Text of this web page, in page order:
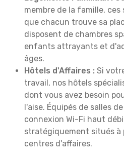
membre de la famille,
que chacun trouve sa
disposent de chambres
enfants attrayants et
âges.
Hôtels d'Affaires : Si
travail, nos hôtels
dont vous avez besoin
l'aise. Équipés de salles
connexion Wi-Fi haut
stratégiquement situés à
centres d'affaires.